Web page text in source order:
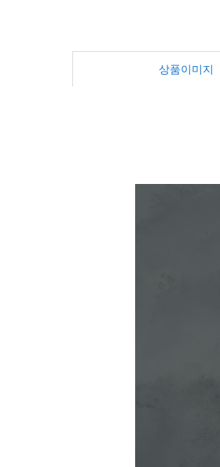
상품이미지